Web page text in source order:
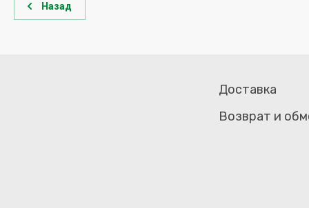
Назад
Доставка
Возврат и